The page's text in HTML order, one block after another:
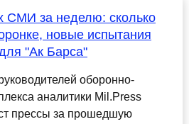
СМИ за неделю: сколько
новые испытания
"Ак Барса"
оборонно-
аналитики Mil.Press
прессы за прошедшую